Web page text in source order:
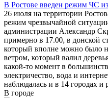
В Ростове введен режим ЧС
26 июля на территории
режим чрезвычайной
администрации Александр
примерно в 17.00, в донской
который вполне можно было
ветром, который валил
какой-то момент в
электричество, вода и
наблюдалась и в 14 городах и
В городе